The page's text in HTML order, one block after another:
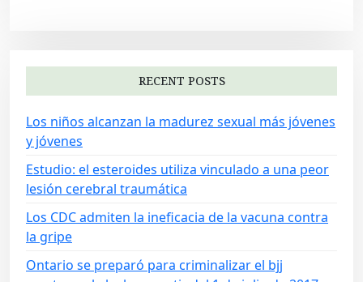
RECENT POSTS
Los niños alcanzan la madurez sexual más jóvenes
y jóvenes
Estudio: el esteroides utiliza vinculado a una peor
lesión cerebral traumática
Los CDC admiten la ineficacia de la vacuna contra
la gripe
Ontario se preparó para criminalizar el bjj